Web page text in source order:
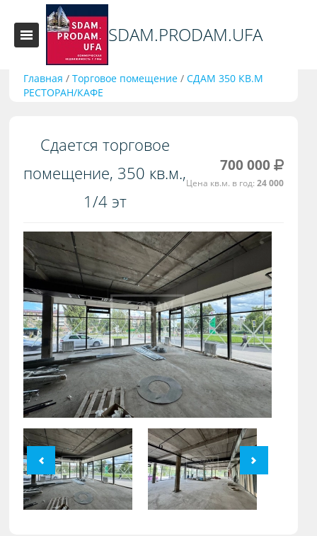
SDAM.PRODAM.UFA
Главная /Торговое помещение /СДАМ 350 КВ.М
РЕСТОРАН/КАФЕ
Сдается торговое
помещение, 350 кв.м.,
1/4 эт
700 000
Цена кв.м. в год:24 000